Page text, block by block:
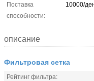
Поставка
способности:
10000/
описание
Фильтровая сетка
Рейтинг фильтра: